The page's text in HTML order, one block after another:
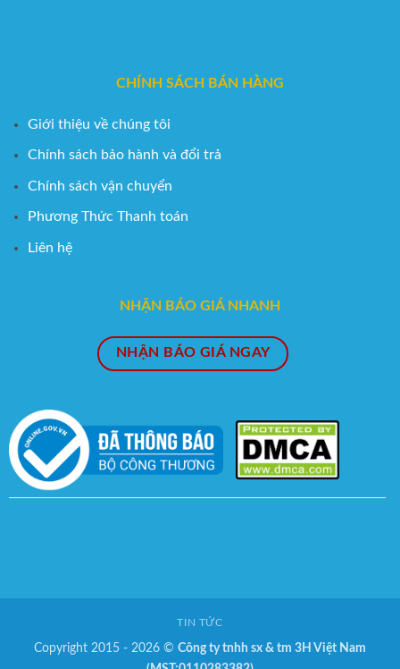
CHÍNH SÁCH BÁN HÀNG
Giới thiệu về chúng tôi
Chính sách bảo hành và đổi trả
Chính sách vận chuyển
Phương Thức Thanh toán
Liên hệ
NHẬN BÁO GIÁ NHANH
NHẬN BÁO GIÁ NGAY
TIN TỨC
Copyright 2015 - 2026 © Công ty tnhh sx & tm 3H Việt Nam